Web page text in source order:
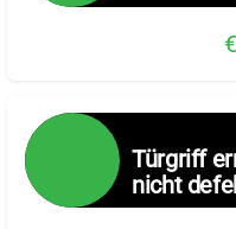
Türgriff
nicht